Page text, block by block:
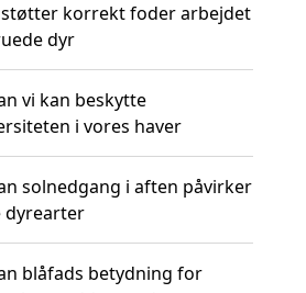
støtter korrekt foder arbejdet
dyr
vi kan beskytte
i vores haver
solnedgang i aften påvirker
dyrearter
blåfads betydning for